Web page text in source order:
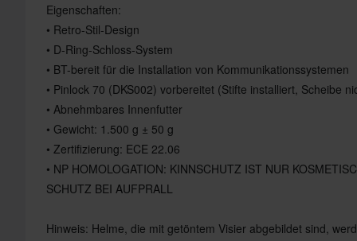
Eigenschaften:
• Retro-Stil-Design
• D-Ring-Schloss-System
• BT-bereit für die Installation von Kommunikationssystemen
• Pinlock 70 (DKS002) vorbereitet (Stifte installiert, Scheibe
• Abnehmbares Innenfutter
• Gewicht: 1.500 g ± 50 g
• Zertifizierung: ECE 22.06
• NP HOMOLOGATION: KINNSCHUTZ IST NUR
SCHUTZ BEI AUFPRALL
Hinweis: Helme, die mit getöntem Visier abgebildet sind,